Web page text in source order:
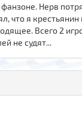
фанзоне. Нерв
что я
Всего 2
не судят...